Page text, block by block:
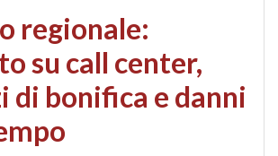
regionale:
su call center,
di bonifica e danni